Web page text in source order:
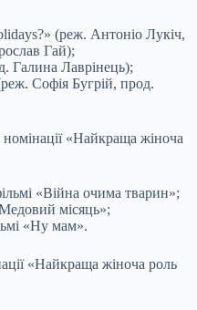
(реж. Антоніо Лукіч,
Гай);
Галина Лаврінець);
Софія Бугрій, прод.
«Найкраща жіноча
«Війна очима тварин»;
місяць»;
«Ну мам».
«Найкраща жіноча роль